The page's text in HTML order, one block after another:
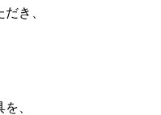
き、
、